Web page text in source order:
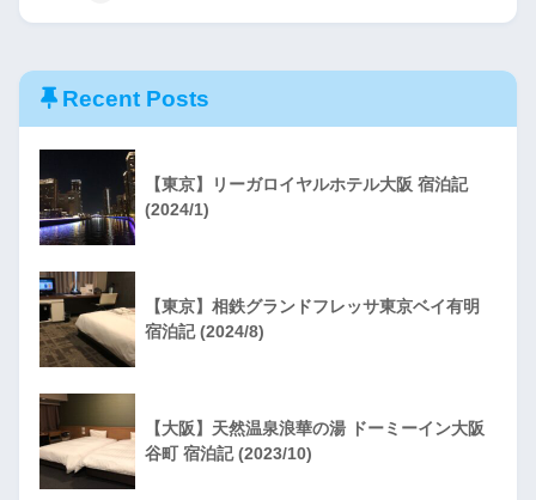
Recent Posts
【東京】リーガロイヤルホテル大阪 宿泊記
(2024/1)
【東京】相鉄グランドフレッサ東京ベイ有明
宿泊記 (2024/8)
【大阪】天然温泉浪華の湯 ドーミーイン大阪
谷町 宿泊記 (2023/10)